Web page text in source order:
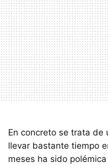
En concreto se trata de
llevar bastante tiempo
meses ha sido